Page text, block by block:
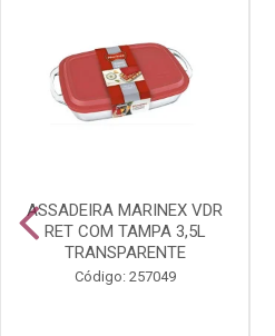
ASSADEIRA MARINEX VDR
RET COM TAMPA 3,5L
TRANSPARENTE
Código: 257049